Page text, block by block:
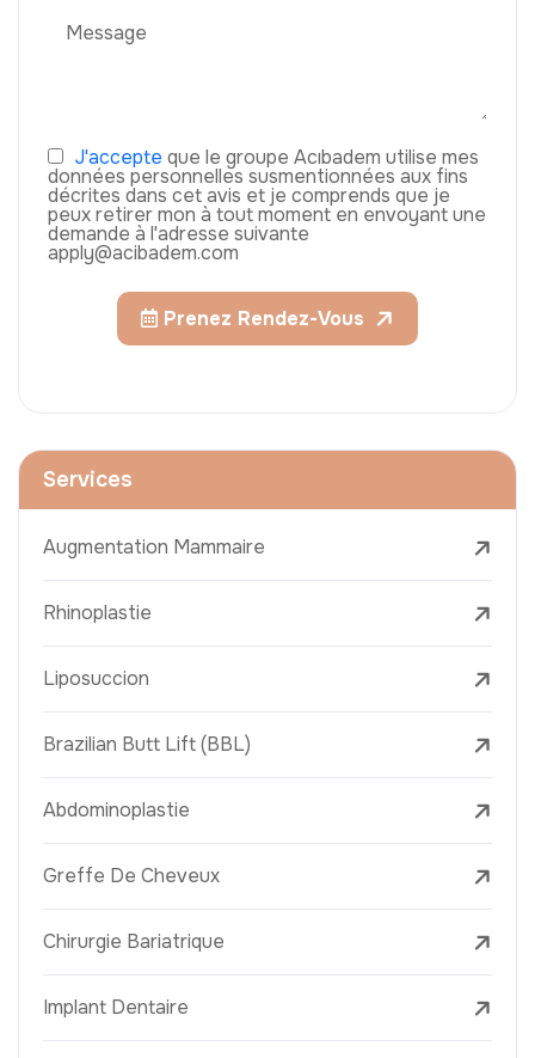
J'accepte que le groupe Acıbadem utilise mes
données personnelles susmentionnées aux fins
décrites dans cet avis et je comprends que je
peux retirer mon à tout moment en envoyant une
demande à l'adresse suivante
apply@acibadem.com
Prenez Rendez-Vous
Services
Augmentation Mammaire
Rhinoplastie
Liposuccion
Brazilian Butt Lift (BBL)
Abdominoplastie
Greffe De Cheveux
Chirurgie Bariatrique
Implant Dentaire